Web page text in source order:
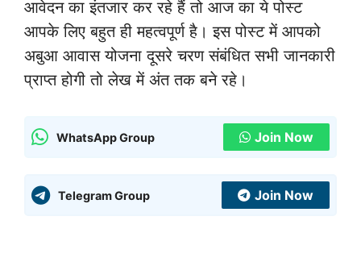
आवेदन का इंतजार कर रहे हैं तो आज का ये पोस्ट
आपके लिए बहुत ही महत्वपूर्ण है। इस पोस्ट में आपको
अबुआ आवास योजना दूसरे चरण संबंधित सभी जानकारी
प्राप्त होगी तो लेख में अंत तक बने रहे।
WhatsApp Group Join Now
Telegram Group Join Now